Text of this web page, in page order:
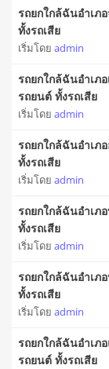
รถยกใกล้ฉันอำเภ
ทั้งรถเสีย
เริ่มโดย admin
รถยกใกล้ฉันอำเภ
รถยนต์ ทั้งรถเสีย
เริ่มโดย admin
รถยกใกล้ฉันอำเภ
ทั้งรถเสีย
เริ่มโดย admin
รถยกใกล้ฉันอำเภ
ทั้งรถเสีย
เริ่มโดย admin
รถยกใกล้ฉันอำเภ
ทั้งรถเสีย
เริ่มโดย admin
รถยกใกล้ฉันอำเภ
รถยนต์ ทั้งรถเสีย